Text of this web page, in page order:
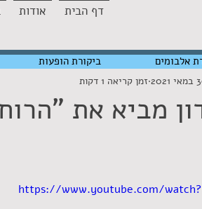
דף הבית אודות
מביא את
זמן קריאה 1 דקות
https://www.youtube.com/
ביקורת הופעות אלבומים